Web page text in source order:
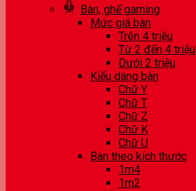
Bàn, ghế gaming
Mức giá bàn
Trên 4 triệu
Từ 2 đến 4 triệu
Dưới 2 triệu
Kiểu dáng bàn
Chữ Y
Chữ T
Chữ Z
Chữ K
Chữ U
Bàn theo kích thước
1m4
1m2